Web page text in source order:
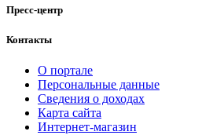
Пресс-центр
Контакты
О портале
Персональные данные
Сведения о доходах
Карта сайта
Интернет-магазин